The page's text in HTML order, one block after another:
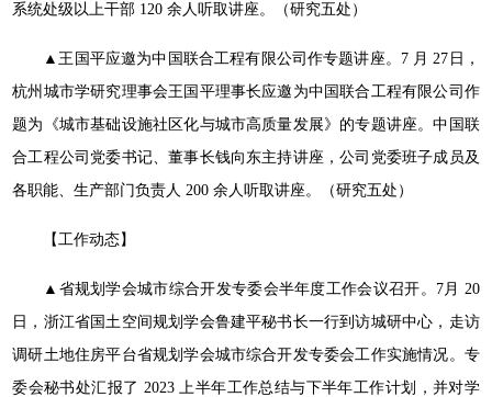
系统处级以上干部 120 余人听取讲座。
（研究五处）
▲王国平应邀为中国联合工程有限公司作专题讲座。7 月 27 日，
杭州城市学研究理事会王国平理事长应邀为中国联合工程有限公司作
题为《城市基础设施社区化与城市高质量发展》的专题讲座。中国联
合工程公司党委书记、董事长钱向东主持讲座，公司党委班子成员及
各职能、生产部门负责人 200 余人听取讲座。
（研究五处）
【工作动态】
▲ 省规划学会城市综合开发专委会半年度工作会议召开。7月 20
日，浙江省国土空间规划学会鲁建平秘书长一行到访城研中心，走访
调研土地住房平台省规划学会城市综合开发专委会工作实施情况。专
委会秘书处汇报了 2023 上半年工作总结与下半年工作计划，并对学